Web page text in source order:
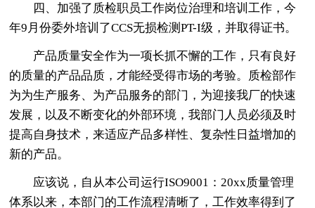
四、加强了质检职员工作岗位治理和培训工作，今
年9月份委外培训了CCS无损检测PT-I级，并取得证书。
产品质量安全作为一项长抓不懈的工作，只有良好
的质量的产品品质，才能经受得市场的考验。质检部作
为为生产服务、为产品服务的部门，为迎接我厂的快速
发展，以及不断变化的外部环境，我部门人员必须及时
提高自身技术，来适应产品多样性、复杂性日益增加的
新的产品。
应该说，自从本公司运行ISO9001：20xx质量管理
体系以来，本部门的工作流程清晰了，工作效率得到了